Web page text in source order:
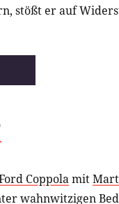
stößt er auf
Coppolamit
wahnwitzigen